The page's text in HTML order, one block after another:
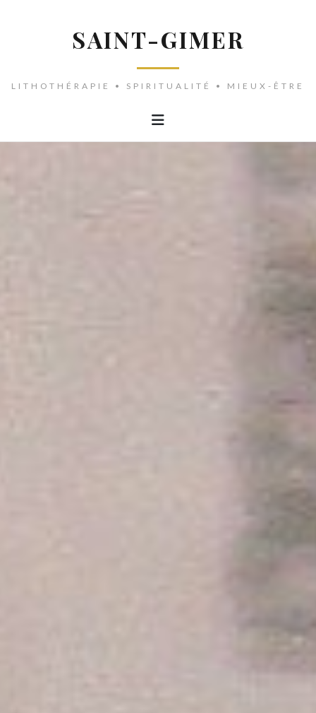
SAINT-GIMER
LITHOTHÉRAPIE • SPIRITUALITÉ • MIEUX-ÊTRE